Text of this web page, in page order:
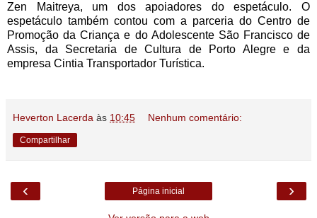
Zen Maitreya, um dos apoiadores do espetáculo. O
espetáculo também contou com a parceria do Centro de
Promoção da Criança e do Adolescente São Francisco de
Assis, da Secretaria de Cultura de Porto Alegre e da
empresa Cintia Transportador Turística.
Heverton Lacerda às 10:45 Nenhum comentário:
Compartilhar
‹ ›
Página inicial